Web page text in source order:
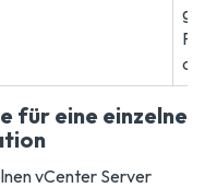
für eine einzelne
vCenter Server